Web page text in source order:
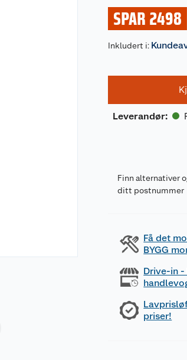
SPAR 2498
Inkludert i:
Leverandør:
Finn alternativer
ditt postnummer
Få det
BYGG
Drive-in -
priser!